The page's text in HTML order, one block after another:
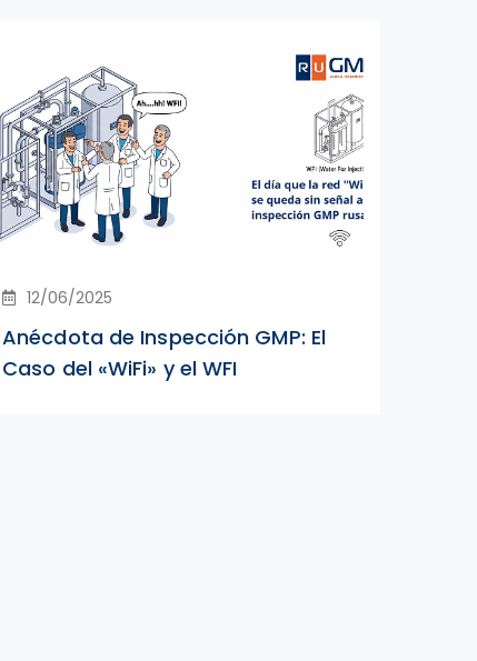
12/06/2025
Anécdota de Inspección GMP: El
Caso del «WiFi» y el WFI